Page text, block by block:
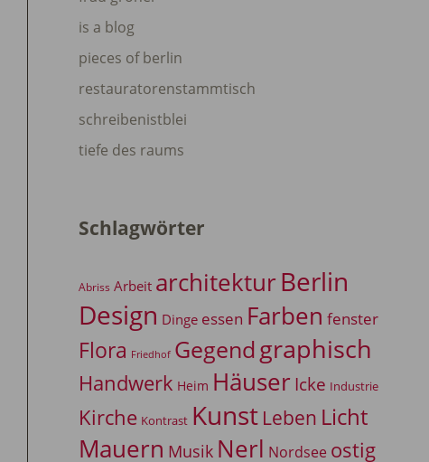
is a blog
pieces of berlin
restauratorenstammtisch
schreibenistblei
tiefe des raums
Schlagwörter
Abriss Arbeit architekturBerlin
Design Dinge essen Farben fenster
Flora Friedhof Gegendgraphisch
Handwerk Heim Häuser Icke Industrie
Kirche Kontrast Kunst Leben Licht
Mauern Musik Nerl Nordsee ostig